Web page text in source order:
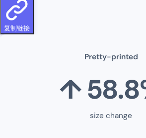
复制链接
Pretty-printed
↑58.8
size change